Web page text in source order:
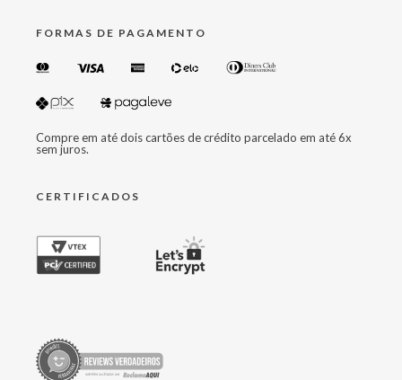
FORMAS DE PAGAMENTO
Compre em até dois cartões de crédito parcelado em até 6x
sem juros.
CERTIFICADOS